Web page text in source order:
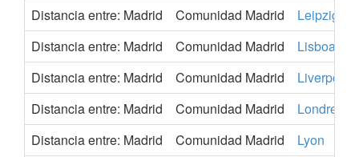
Distancia entre: Madrid
Comunidad Madrid
Leipzig
Distancia entre: Madrid
Comunidad Madrid
Lisboa
Distancia entre: Madrid
Comunidad Madrid
Liverpool
Distancia entre: Madrid
Comunidad Madrid
Londres
Distancia entre: Madrid
Comunidad Madrid Lyon